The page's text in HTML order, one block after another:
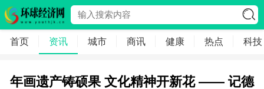
首页 资讯 城市 商讯 健康 热点 科技
年画遗产铸硕果 文化精神开新花 —— 记德